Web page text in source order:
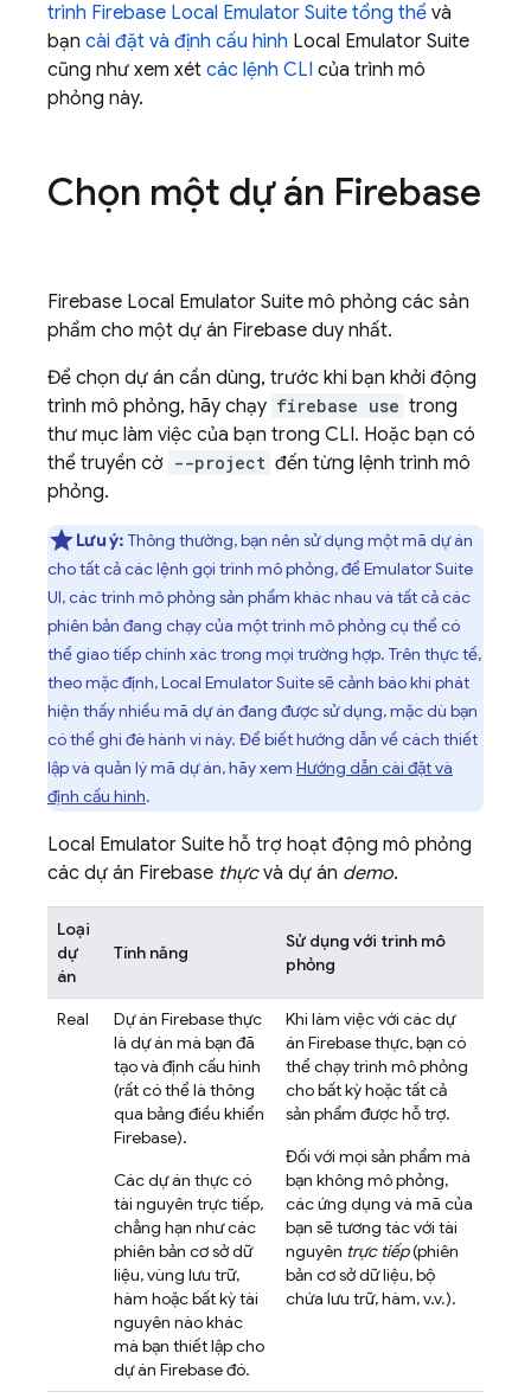
trình Firebase Local Emulator Suite tổng thể và
bạn cài đặt và định cấu hình Local Emulator Suite
cũng như xem xét các lệnh CLI của trình mô
phỏng này.
Chọn một dự án Firebase
Firebase Local Emulator Suite mô phỏng các sản
phẩm cho một dự án Firebase duy nhất.
Để chọn dự án cần dùng, trước khi bạn khởi động
trình mô phỏng, hãy chạy firebase use trong
thư mục làm việc của bạn trong CLI. Hoặc bạn có
thể truyền cờ --project đến từng lệnh trình mô
phỏng.
Lưu ý: Thông thường, bạn nên sử dụng một mã dự án
cho tất cả các lệnh gọi trình mô phỏng, đểEmulator Suite
UI, các trình mô phỏng sản phẩm khác nhau và tất cả các
phiên bản đang chạy của một trình mô phỏng cụ thể có
thể giao tiếp chính xác trong mọi trường hợp. Trên thực tế,
theo mặc định,Local Emulator Suitesẽ cảnh báo khi phát
hiện thấy nhiều mã dự án đang được sử dụng, mặc dù bạn
có thể ghi đè hành vi này. Để biết hướng dẫn về cách thiết
lập và quản lý mã dự án, hãy xem Hướng dẫn cài đặt và
định cấu hình.
Local Emulator Suite hỗ trợ hoạt động mô phỏng
các dự án Firebase thựcvà dự án demo.
Loại
dự
án
Tính năng
Sử dụng với trình mô
phỏng
Real
Dự án Firebase thực
là dự án mà bạn đã
tạo và định cấu hình
(rất có thể là thông
qua bảng điều khiển
Firebase).
Các dự án thực có
tài nguyên trực tiếp,
chẳng hạn như các
phiên bản cơ sở dữ
liệu, vùng lưu trữ,
hàm hoặc bất kỳ tài
nguyên nào khác
mà bạn thiết lập cho
dự án Firebase đó.
Khi làm việc với các dự
án Firebase thực, bạn có
thể chạy trình mô phỏng
cho bất kỳ hoặc tất cả
sản phẩm được hỗ trợ.
Đối với mọi sản phẩm mà
bạn không mô phỏng,
các ứng dụng và mã của
bạn sẽ tương tác với tài
nguyên trực tiếp(phiên
bản cơ sở dữ liệu, bộ
chứa lưu trữ, hàm, v.v.).